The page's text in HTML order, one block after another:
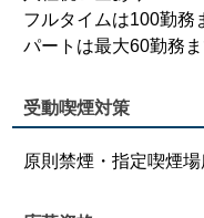
フルタイムは100勤務
パートは最大60勤務
受動喫煙対策
原則禁煙・指定喫煙場